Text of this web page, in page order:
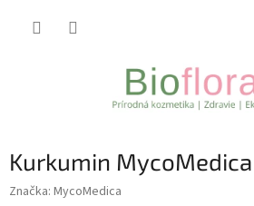
Kurkumin MycoMedica
Značka: MycoMedica